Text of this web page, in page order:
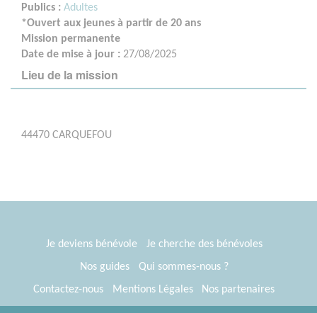
Publics : Adultes
*Ouvert aux jeunes à partir de 20 ans
Mission permanente
Date de mise à jour : 27/08/2025
Lieu de la mission
44470 CARQUEFOU
Je deviens bénévole
Je cherche des bénévoles
Nos guides
Qui sommes-nous ?
Contactez-nous
Mentions Légales
Nos partenaires